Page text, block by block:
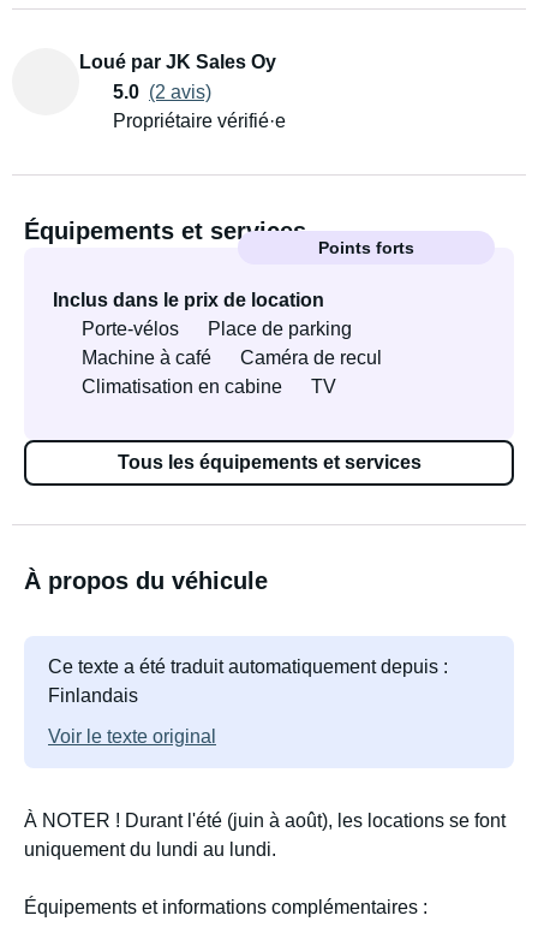
Loué par JK Sales Oy
5.0 (2 avis)
Propriétaire vérifié·e
Équipements et services
Points forts
Inclus dans le prix de location
Porte-vélos
Place de parking
Machine à café
Caméra de recul
Climatisation en cabine
TV
Tous les équipements et services
À propos du véhicule
Ce texte a été traduit automatiquement depuis :
Finlandais
Voir le texte original
À NOTER ! Durant l'été (juin à août), les locations se font
uniquement du lundi au lundi.
Équipements et informations complémentaires :